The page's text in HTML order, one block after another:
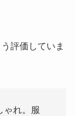
評価していま
ゃれ。服